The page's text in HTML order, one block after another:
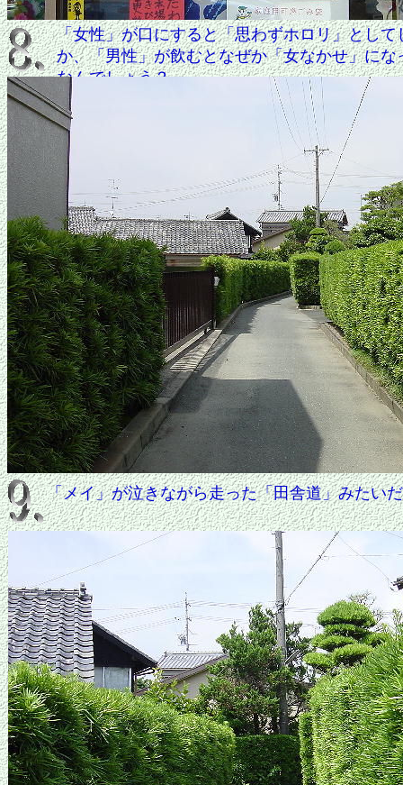
「女性」が口にすると「思わずホロリ」とし
か、「男性」が飲むとなぜか「女なかせ」に
なんでしょう？
「メイ」が泣きながら走った「田舎道」みたい